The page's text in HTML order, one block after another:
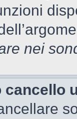
nei
cancello